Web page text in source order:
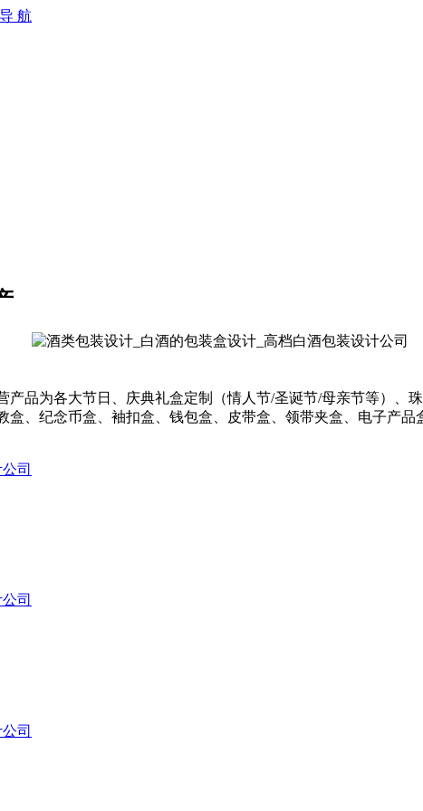
导 航
品为各大节日、庆典礼盒定制（情人节/圣诞节/母亲节等）、
、纪念币盒、袖扣盒、钱包盒、皮带盒、领带夹盒、电子产品